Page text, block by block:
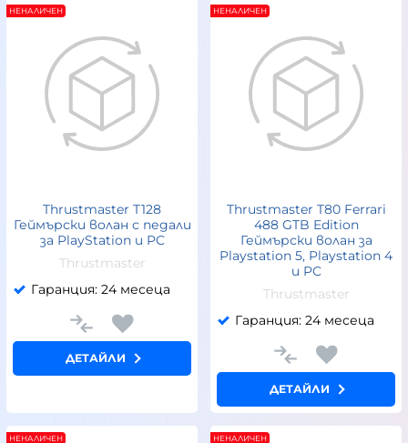
Thrustmaster T128
Геймърски волан с педали
за PlayStation и PC
Thrustmaster
Гаранция: 24 месеца
ДЕТАЙЛИ
НЕНАЛИЧЕН
Thrustmaster T80 Ferrari
488 GTB Edition
Геймърски волан за
Playstation 5, Playstation 4
и PC
Thrustmaster
Гаранция: 24 месеца
ДЕТАЙЛИ
НЕНАЛИЧЕН
НЕНАЛИЧЕН НЕНАЛИЧЕН